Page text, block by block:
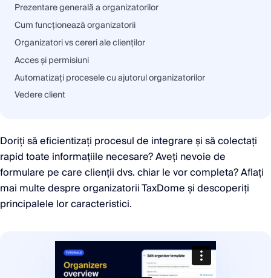
Prezentare generală a organizatorilor
Cum funcționează organizatorii
Organizatori vs cereri ale clienților
Acces și permisiuni
Automatizați procesele cu ajutorul organizatorilor
Vedere client
Doriți să eficientizați procesul de integrare și să colectați
rapid toate informațiile necesare? Aveți nevoie de
formulare pe care clienții dvs. chiar le vor completa? Aflați
mai multe despre organizatorii TaxDome și descoperiți
principalele lor caracteristici.